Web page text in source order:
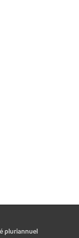
pluriannuel